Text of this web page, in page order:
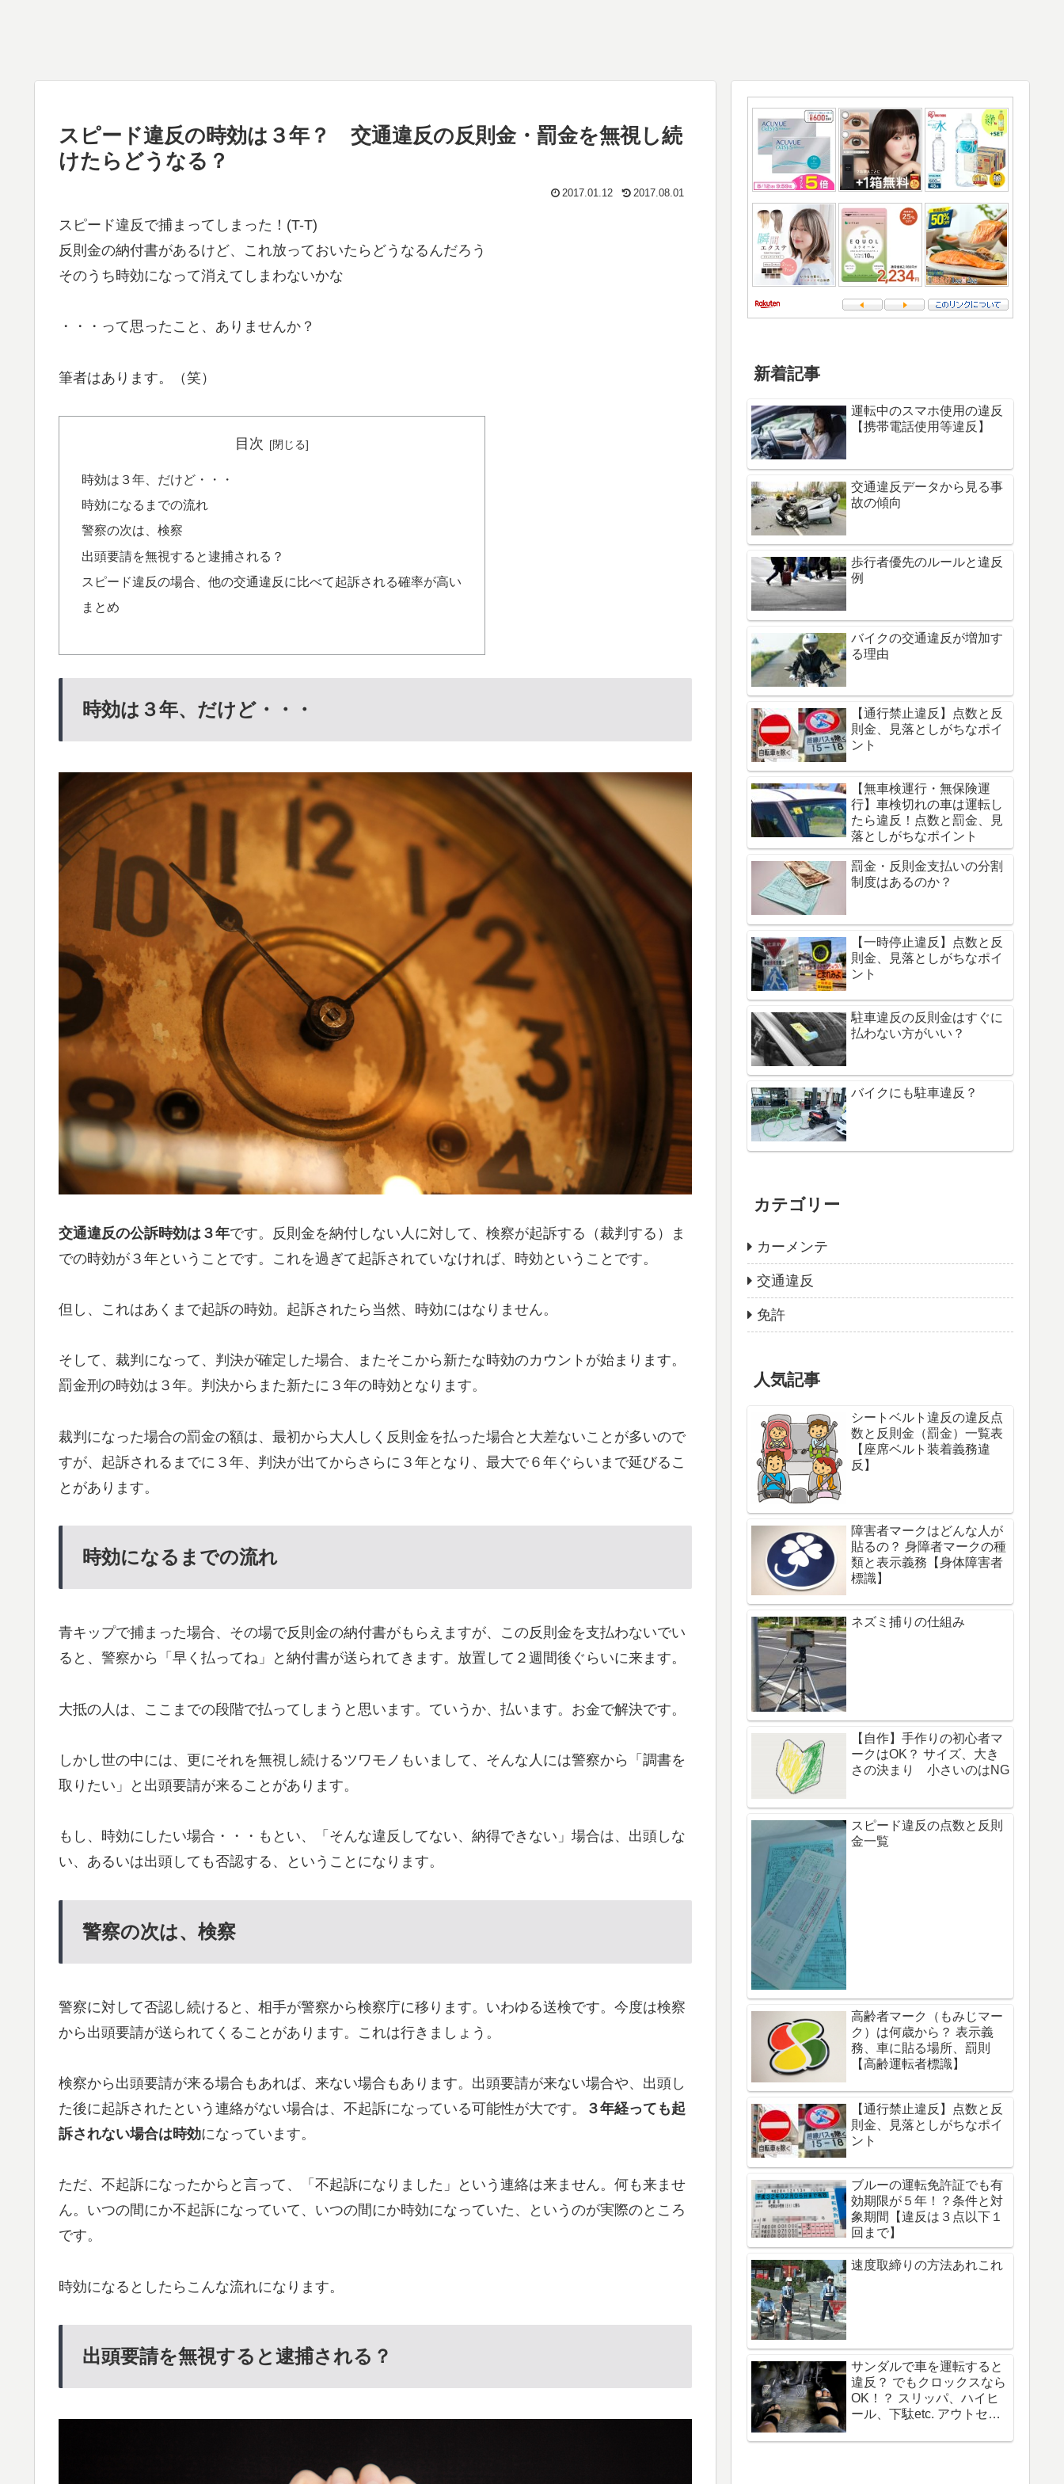
スピード違反の時効は３年？ 交通違反の反則金・罰金を無視し続
けたらどうなる？
2017.01.12 2017.08.01
スピード違反で捕まってしまった！(T-T)
反則金の納付書があるけど、これ放っておいたらどうなるんだろう
そのうち時効になって消えてしまわないかな
・・・って思ったこと、ありませんか？
筆者はあります。（笑）
目次
時効は３年、だけど・・・
時効になるまでの流れ
警察の次は、検察
出頭要請を無視すると逮捕される？
スピード違反の場合、他の交通違反に比べて起訴される確率が高い
まとめ
時効は３年、だけど・・・
交通違反の公訴時効は３年です。反則金を納付しない人に対して、検察が起訴する（裁判する）ま
での時効が３年ということです。これを過ぎて起訴されていなければ、時効ということです。
但し、これはあくまで起訴の時効。起訴されたら当然、時効にはなりません。
そして、裁判になって、判決が確定した場合、またそこから新たな時効のカウントが始まります。
罰金刑の時効は３年。判決からまた新たに３年の時効となります。
裁判になった場合の罰金の額は、最初から大人しく反則金を払った場合と大差ないことが多いので
すが、起訴されるまでに３年、判決が出てからさらに３年となり、最大で６年ぐらいまで延びるこ
とがあります。
時効になるまでの流れ
青キップで捕まった場合、その場で反則金の納付書がもらえますが、この反則金を支払わないでい
ると、警察から「早く払ってね」と納付書が送られてきます。放置して２週間後ぐらいに来ます。
大抵の人は、ここまでの段階で払ってしまうと思います。ていうか、払います。お金で解決です。
しかし世の中には、更にそれを無視し続けるツワモノもいまして、そんな人には警察から「調書を
取りたい」と出頭要請が来ることがあります。
もし、時効にしたい場合・・・もとい、「そんな違反してない、納得できない」場合は、出頭しな
い、あるいは出頭しても否認する、ということになります。
警察の次は、検察
警察に対して否認し続けると、相手が警察から検察庁に移ります。いわゆる送検です。今度は検察
から出頭要請が送られてくることがあります。これは行きましょう。
検察から出頭要請が来る場合もあれば、来ない場合もあります。出頭要請が来ない場合や、出頭し
た後に起訴されたという連絡がない場合は、不起訴になっている可能性が大です。
３年経っても起
訴されない場合は時効になっています。
ただ、不起訴になったからと言って、「不起訴になりました」という連絡は来ません。何も来ませ
ん。いつの間にか不起訴になっていて、いつの間にか時効になっていた、というのが実際のところ
です。
時効になるとしたらこんな流れになります。
出頭要請を無視すると逮捕される？
新着記事
運転中のスマホ使用の違反
【携帯電話使用等違反】
交通違反データから見る事
故の傾向
歩行者優先のルールと違反
例
バイクの交通違反が増加す
る理由
【通行禁止違反】点数と反
則金、見落としがちなポイ
ント
【無車検運行・無保険運
行】車検切れの車は運転し
たら違反！点数と罰金、見
落としがちなポイント
罰金・反則金支払いの分割
制度はあるのか？
【一時停止違反】点数と反
則金、見落としがちなポイ
ント
駐車違反の反則金はすぐに
払わない方がいい？
バイクにも駐車違反？
カテゴリー
カーメンテ
交通違反
免許
人気記事
シートベルト違反の違反点
数と反則金（罰金）一覧表
【座席ベルト装着義務違
反】
障害者マークはどんな人が
貼るの？ 身障者マークの種
類と表示義務【身体障害者
標識】
ネズミ捕りの仕組み
【自作】手作りの初心者マ
ークはOK？ サイズ、大き
さの決まり 小さいのはNG
スピード違反の点数と反則
金一覧
高齢者マーク（もみじマー
ク）は何歳から？ 表示義
務、車に貼る場所、罰則
【高齢運転者標識】
【通行禁止違反】点数と反
則金、見落としがちなポイ
ント
ブルーの運転免許証でも有
効期限が５年！？条件と対
象期間【違反は３点以下１
回まで】
速度取締りの方法あれこれ
サンダルで車を運転すると
違反？ でもクロックスなら
OK！？ スリッパ、ハイヒ
ール、下駄etc. アウトセー